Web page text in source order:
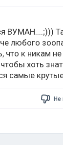
ВУМАН....;)))
любого
к никам не
хоть
самые
Не